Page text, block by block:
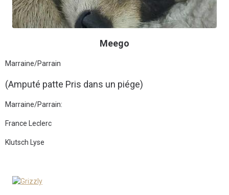
Meego
Marraine/Parrain
(Amputé patte Pris dans un piége)
Marraine/Parrain:
France Leclerc
Klutsch Lyse